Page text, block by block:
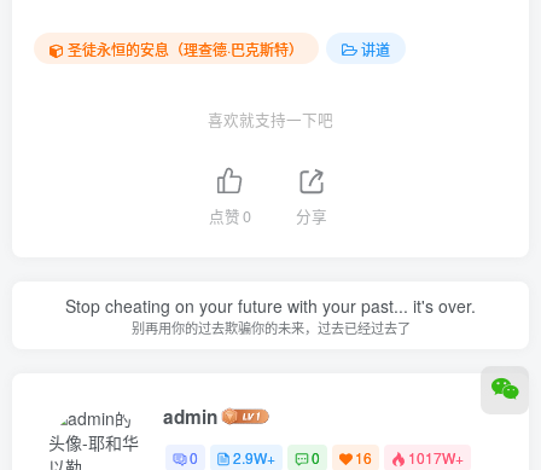
圣徒永恒的安息（理查德·巴克斯特） 讲道
喜欢就支持一下吧
点赞0 分享
Stop cheating on your future with your past... it's over.
别再用你的过去欺骗你的未来，过去已经过去了
admin
0 2.9W+ 0 16 1017W+